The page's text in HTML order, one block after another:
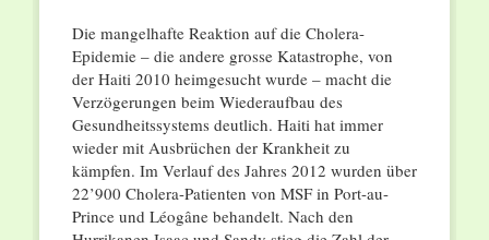
Die mangelhafte Reaktion auf die Cholera-
Epidemie – die andere grosse Katastrophe, von
der Haiti 2010 heimgesucht wurde – macht die
Verzögerungen beim Wiederaufbau des
Gesundheitssystems deutlich. Haiti hat immer
wieder mit Ausbrüchen der Krankheit zu
kämpfen. Im Verlauf des Jahres 2012 wurden über
22’900 Cholera-Patienten von MSF in Port-au-
Prince und Léogâne behandelt. Nach den